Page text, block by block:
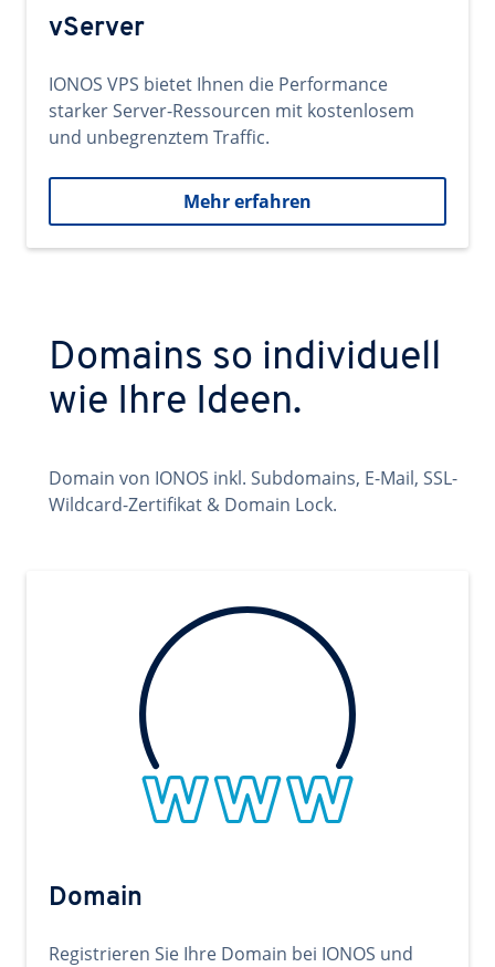
vServer
IONOS VPS bietet Ihnen die Performance
starker Server-Ressourcen mit kostenlosem
und unbegrenztem Traffic.
Mehr erfahren
Domains so individuell
wie Ihre Ideen.
Domain von IONOS inkl. Subdomains, E-Mail, SSL-
Wildcard-Zertifikat & Domain Lock.
Domain
Registrieren Sie Ihre Domain bei IONOS und